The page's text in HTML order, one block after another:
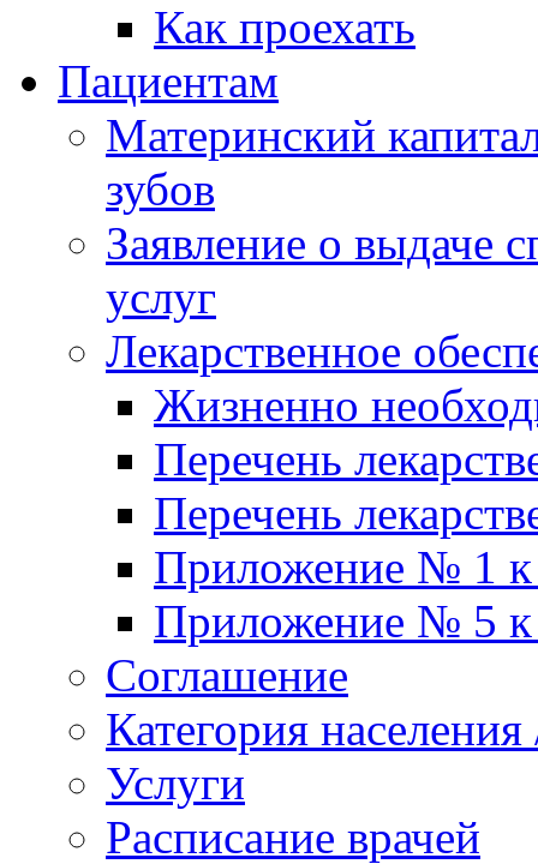
Как проехать
Пациентам
Материнский
зубов
Заявление о выдаче
услуг
Лекарственное
Жизненно
Перечень
Перечень
Приложение № 1 к
Приложение № 5 к
Соглашение
Категория
Услуги
Расписание врачей